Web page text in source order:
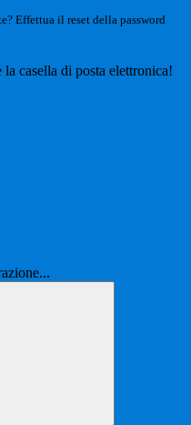
Effettua il reset della password
casella di posta elettronica!